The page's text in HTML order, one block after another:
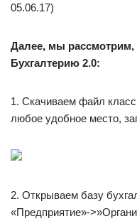
05.06.17)
Далее, мы рассмотрим,
Бухгалтерию 2.0:
1. Скачиваем файл
любое удобное место,
2. Открываем базу
«Предприятие»-